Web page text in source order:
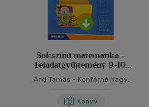
Sokszínű matematika -
Feladatgyűjtemény 9-10.
Árki Tamás - Konfárné Nagy
Trembeczki Csaba
Könyv